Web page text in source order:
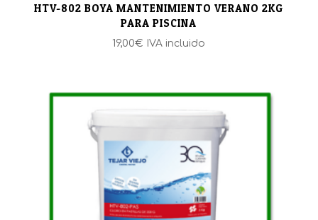
HTV-802 BOYA MANTENIMIENTO VERANO 2KG
PARA PISCINA
19,00€ IVA incluido